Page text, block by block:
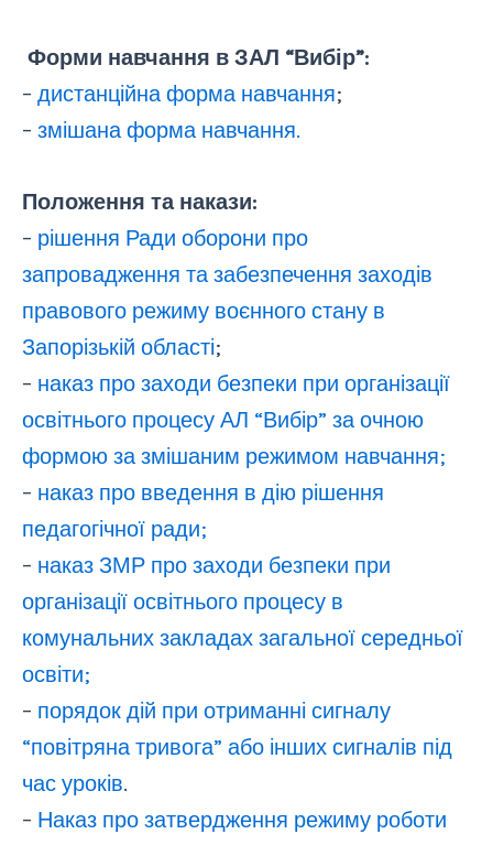
Форми навчання в ЗАЛ “Вибір”:
– дистанційна форма навчання;
– змішана форма навчання.
Положення та накази:
– рішення Ради оборони про
запровадження та забезпечення заходів
правового режиму воєнного стану в
Запорізькій області;
– наказ про заходи безпеки при організації
освітнього процесу АЛ “Вибір” за очною
формою за змішаним режимом навчання;
– наказ про введення в дію рішення
педагогічної ради;
– наказ ЗМР про заходи безпеки при
організації освітнього процесу в
комунальних закладах загальної середньої
освіти;
– порядок дій при отриманні сигналу
“повітряна тривога” або інших сигналів під
час уроків.
– Наказ про затвердження режиму роботи